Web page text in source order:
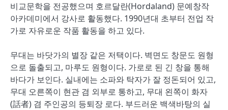
비교문학을 전공했으며 호르달란(Hordaland) 문예창작
아카데미에서 강사로 활동했다. 1990년대 초부터 전업 작
가로 자유로운 작품 활동을 하고 있다.
무대는 바닷가의 별장 같은 저택이다. 벽면도 창문도 원형
으로 돌출되고, 마루도 원형이다. 가로로 된 긴 창을 통해
바다가 보인다. 실내에는 소파와 탁자가 잘 정돈되어 있고,
무대 오른쪽이 현관 겸 외부로 통하고, 무대 왼쪽이 화자
(話者) 겸 주인공의 등퇴장 로다. 부드러운 백색바탕의 실